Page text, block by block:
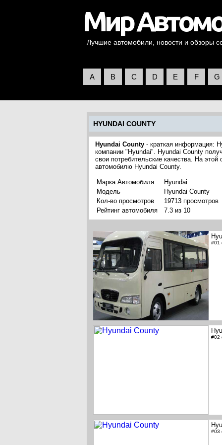
Лучшие автомобили, новости и обзоры
A B C D E F G
HYUNDAI COUNTY
Hyundai County - краткая информация:
компании "Hyundai". Hyundai County
свои потребительские качества. На
автомобилю Hyundai County.
Марка Автомобиля
Hyundai
Модель
Hyundai County
Кол-во просмотров
19713 просмотров
Рейтинг автомобиля
7.3 из 10
#01
#02
#03